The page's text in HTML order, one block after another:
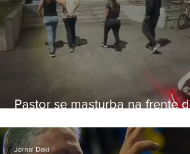
Pastor se masturba na frente de
Jornal Daki